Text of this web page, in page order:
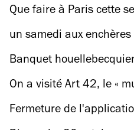
novembre
Que faire à Paris cette
au 6 novembre ?
un samedi aux
pas comme les autres
Banquet
novembre
On a visité Art 42, le «
Fermeture de